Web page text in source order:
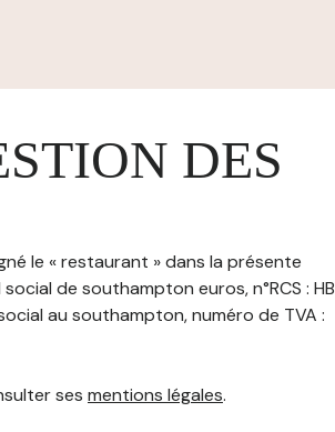
DES
le « restaurant » dans la présente
de southampton euros, n°RCS : HB
au southampton, numéro de TVA :
ses mentions légales.